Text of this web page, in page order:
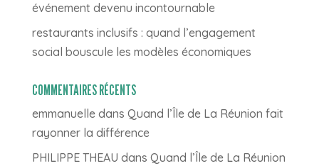
événement devenu incontournable
restaurants inclusifs : quand l’engagement
social bouscule les modèles économiques
COMMENTAIRES RÉCENTS
emmanuelledans Quand l’Île de La Réunion fait
rayonner la différence
PHILIPPE THEAU dans Quand l’Île de La Réunion